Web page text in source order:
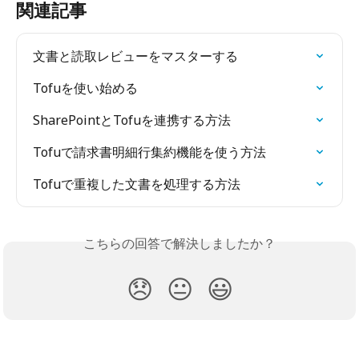
関連記事
文書と読取レビューをマスターする
Tofuを使い始める
SharePointとTofuを連携する方法
Tofuで請求書明細行集約機能を使う方法
Tofuで重複した文書を処理する方法
こちらの回答で解決しましたか？
😞 😐 😃